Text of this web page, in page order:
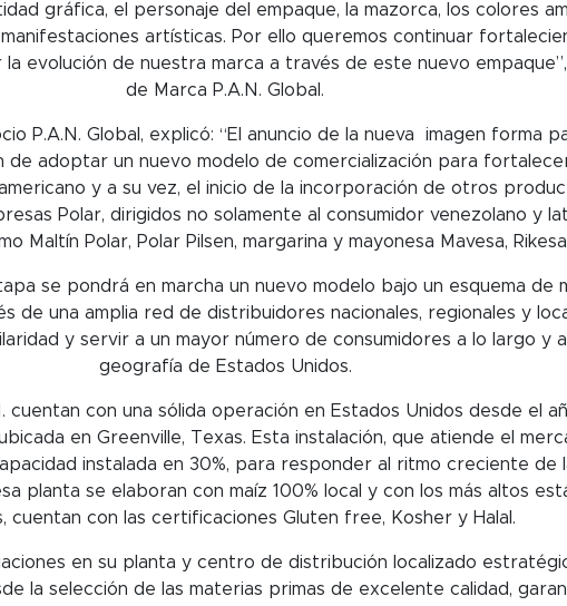
gráfica, el personaje del empaque, la mazorca, los colores
artísticas. Por ello queremos continuar
evolución de nuestra marca a través de este nuevo
de Marca P.A.N. Global.
P.A.N. Global, explicó: “El anuncio de la nueva imagen forma
adoptar un nuevo modelo de comercialización para
y a su vez, el inicio de la incorporación de otros
Polar, dirigidos no solamente al consumidor venezolano y
Maltín Polar, Polar Pilsen, margarina y mayonesa Mavesa,
se pondrá en marcha un nuevo modelo bajo un esquema de
de una amplia red de distribuidores nacionales, regionales y
y servir a un mayor número de consumidores a lo largo y
geografía de Estados Unidos.
cuentan con una sólida operación en Estados Unidos desde el
en Greenville, Texas. Esta instalación, que atiende el
instalada en 30%, para responder al ritmo creciente de
planta se elaboran con maíz 100% local y con los más altos
cuentan con las certificaciones Gluten free, Kosher y Halal.
en su planta y centro de distribución localizado
la selección de las materias primas de excelente calidad,